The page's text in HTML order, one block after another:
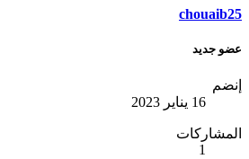
chouaib25
عضو جديد
إنضم
16 يناير 2023
المشاركات
1